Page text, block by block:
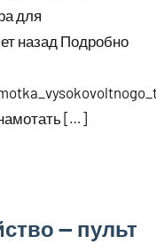
для
назад Подробно
[…]
— пульт